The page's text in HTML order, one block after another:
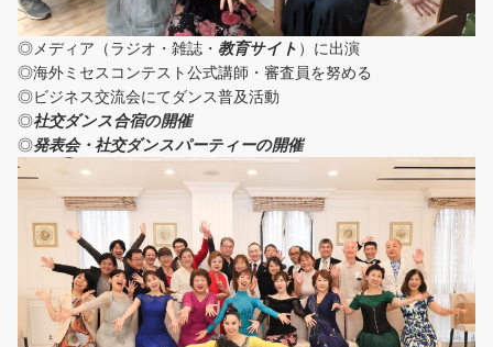
◎メディア（ラジオ・雑誌・ 教育サイト ）に出演
◎海外ミセスコンテスト公式講師・審査員を努める
◎ビジネス交流会にてダンス普及活動
◎社交ダンス合宿の開催
◎発表会・社交ダンスパーティーの開催